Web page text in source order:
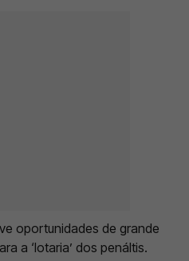
oportunidades de grande
a ‘lotaria’ dos penáltis.